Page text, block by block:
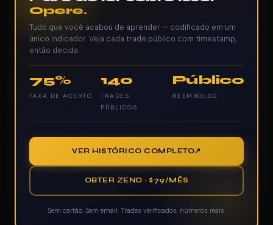
Opere.
Tudo que você acabou de aprender — codificado em um
único indicador. Veja cada trade público com timestamp,
então decida.
75%
TAXA DE ACERTO
140
TRADES
PÚBLICOS
Público
REEMBOLSO
VER HISTÓRICO COMPLETO
OBTER ZENO · $79/MÊS
Sem cartão. Sem email. Trades verificados, números reais.